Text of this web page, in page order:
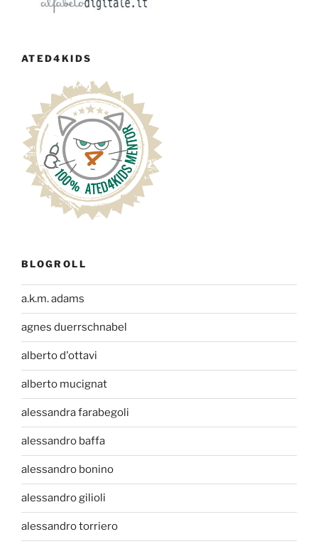
ATED4KIDS
BLOGROLL
a.k.m. adams
agnes duerrschnabel
alberto d'ottavi
alberto mucignat
alessandra farabegoli
alessandro baffa
alessandro bonino
alessandro gilioli
alessandro torriero